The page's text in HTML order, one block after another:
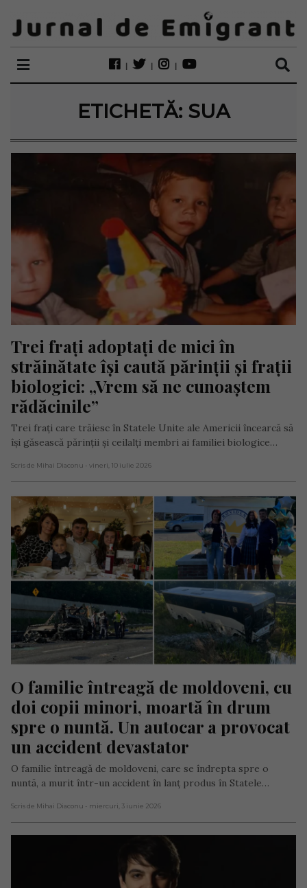
ETICHETĂ: SUA
Trei frați adoptați de mici în
străinătate își caută părinții și frații
biologici: „Vrem să ne cunoaștem
rădăcinile”
Trei frați care trăiesc în Statele Unite ale Americii încearcă să
își găsească părinții și ceilalți membri ai familiei biologice…
Scris de Mihai Diaconu - vineri, 10 iulie 2026
O familie întreagă de moldoveni, cu
doi copii minori, moartă în drum
spre o nuntă. Un autocar a provocat
un accident devastator
O familie întreagă de moldoveni, care se îndrepta spre o
nuntă, a murit într-un accident în lanț produs în Statele…
Scris de Mihai Diaconu - miercuri, 3 iunie 2026